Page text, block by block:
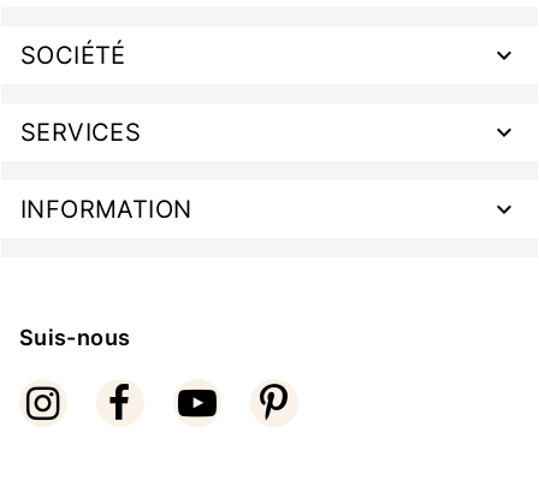
SOCIÉTÉ
SERVICES
INFORMATION
Suis-nous